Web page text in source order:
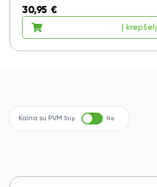
30,95 €
Į krepšelį
Kaina su PVM Taip Ne
Taip